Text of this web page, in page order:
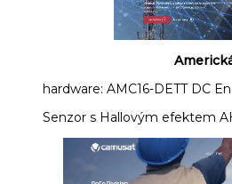
hardware: AMC16-DETT DC
Senzor s Hallovým efektem